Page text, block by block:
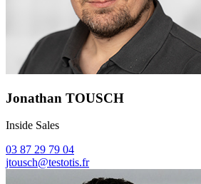
Jonathan TOUSCH
Inside Sales
03 87 29 79 04
jtousch@testotis.fr